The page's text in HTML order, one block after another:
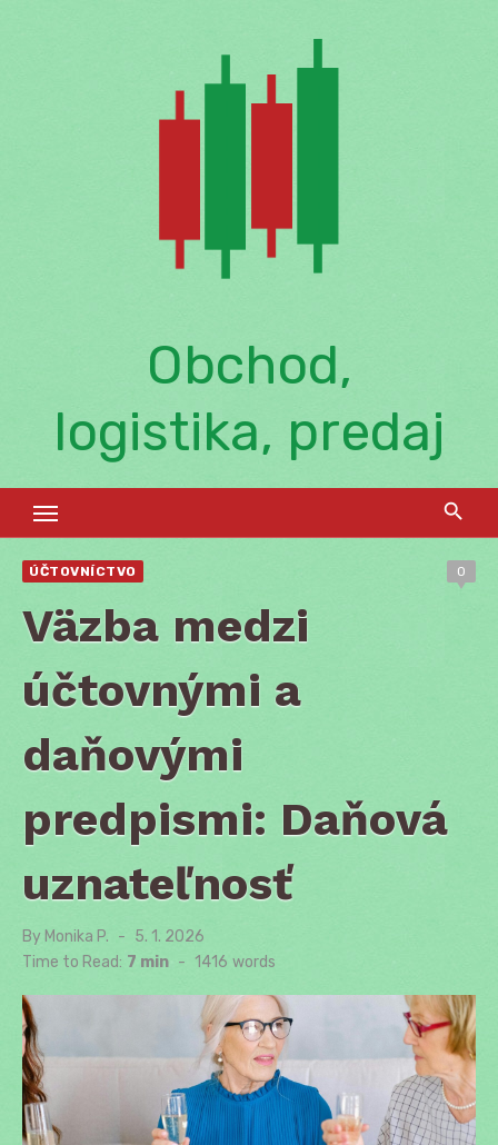
Obchod,
logistika, predaj
ÚČTOVNÍCTVO 0
Väzba medzi
účtovnými a
daňovými
predpismi: Daňová
uznateľnosť
By Monika P.
Posted
on
5. 1. 2026
Time to Read: 7 min - 1416 words